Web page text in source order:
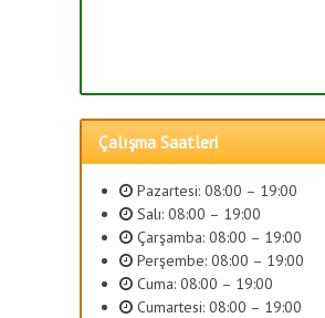
Çalışma Saatleri
Pazartesi: 08:00 – 19:00
Salı: 08:00 – 19:00
Çarşamba: 08:00 – 19:00
Perşembe: 08:00 – 19:00
Cuma: 08:00 – 19:00
Cumartesi: 08:00 – 19:00